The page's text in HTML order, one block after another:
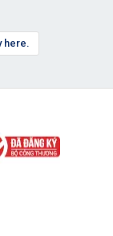
here.